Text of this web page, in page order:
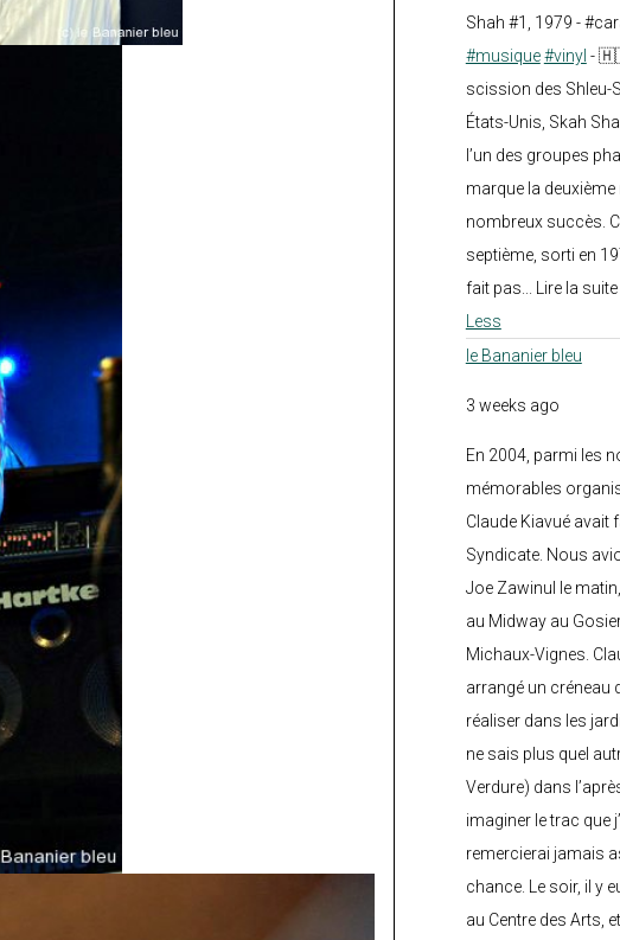
Shah #1, 1979 -
#musique #vinyl -
scission des Shleu-
États-Unis, Skah
l’un des groupes
marque la
nombreux succès.
septième, sorti en
fait pas... Lire la
Less
le Bananier bleu
3 weeks ago
En 2004, parmi les
mémorables
Claude Kiavué avait
Syndicate. Nous
Joe Zawinul le
au Midway au
Michaux-Vignes.
arrangé un créneau
réaliser dans les
ne sais plus quel
Verdure) dans
imaginer le trac que
remercierai jamais
chance. Le soir, il y
au Centre des Arts,